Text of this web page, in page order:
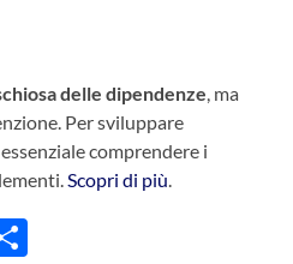
delle dipendenze, ma
Per sviluppare
comprendere i
Scopri di più.